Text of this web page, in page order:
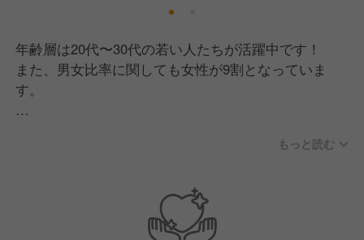
年齢層は20代〜30代の若い人たちが活躍中です！
また、男女比率に関しても女性が9割となっていま
す。
【職場の風土について】
仕事をする中で大切にしているのは、「人として成長
もっと読む